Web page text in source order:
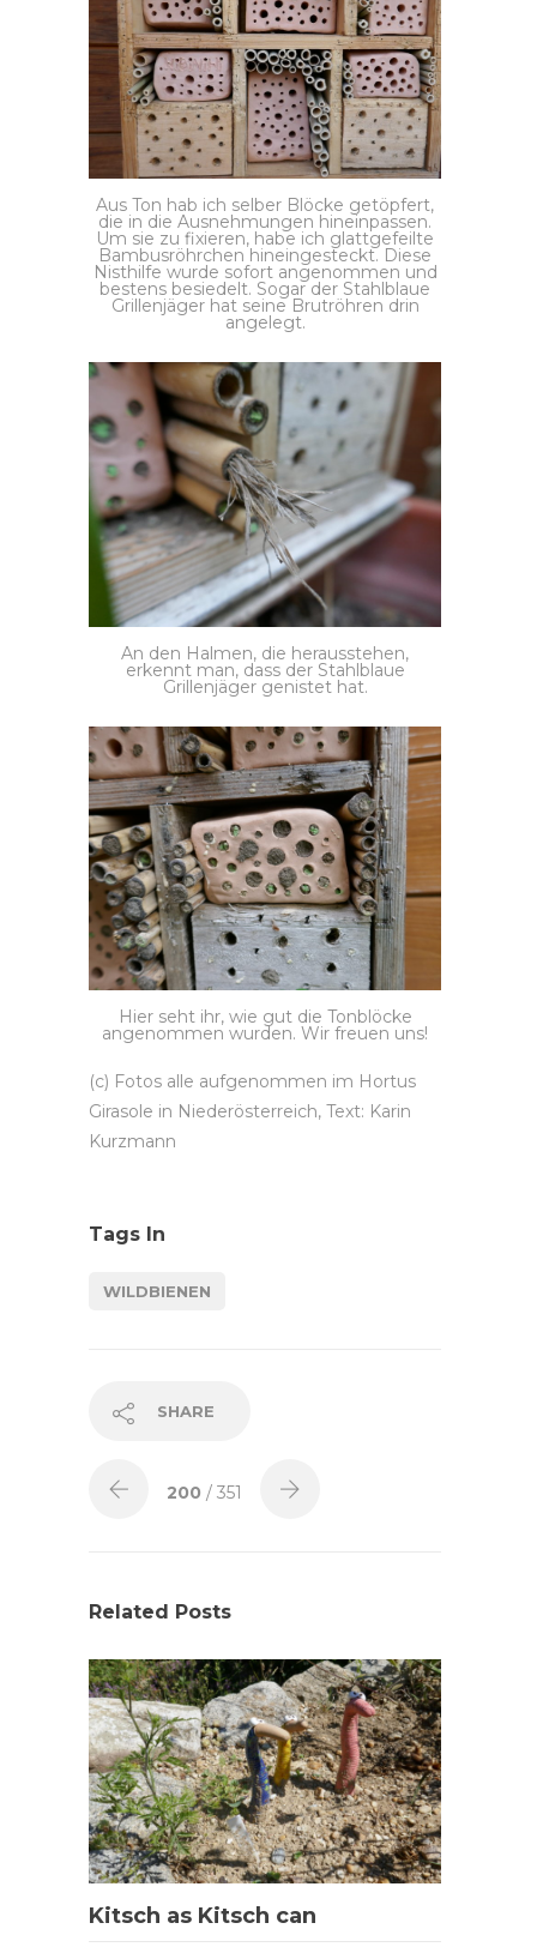
Aus Ton hab ich selber Blöcke getöpfert,
die in die Ausnehmungen hineinpassen.
Um sie zu fixieren, habe ich glattgefeilte
Bambusröhrchen hineingesteckt. Diese
Nisthilfe wurde sofort angenommen und
bestens besiedelt. Sogar der Stahlblaue
Grillenjäger hat seine Brutröhren drin
angelegt.
An den Halmen, die herausstehen,
erkennt man, dass der Stahlblaue
Grillenjäger genistet hat.
Hier seht ihr, wie gut die Tonblöcke
angenommen wurden. Wir freuen uns!
(c) Fotos alle aufgenommen im Hortus
Girasole in Niederösterreich, Text: Karin
Kurzmann
Tags In
WILDBIENEN
SHARE
200 / 351
Related Posts
Kitsch as Kitsch can